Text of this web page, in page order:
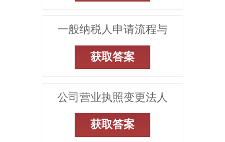
一般纳税人申请流程与
获取答案
公司营业执照变更法人
获取答案